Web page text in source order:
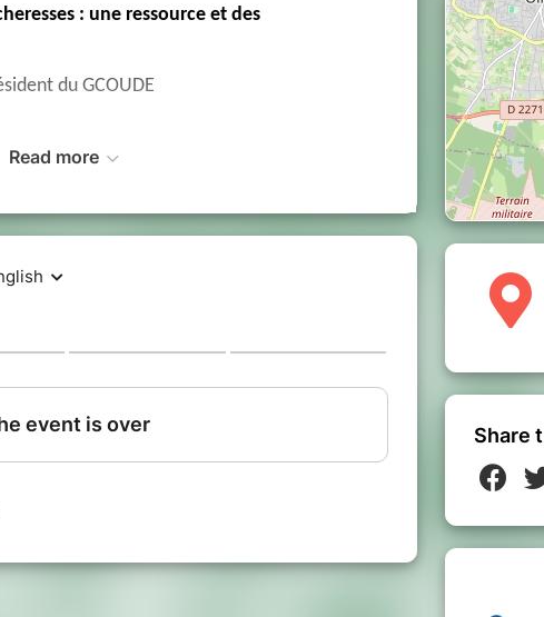
: une ressource et des
du GCOUDE
global au BRGM.
autour de la Décarbonation de l'Economie.
Read more
Share